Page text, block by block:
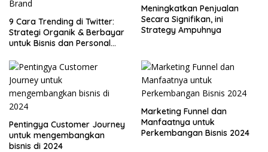
9 Cara Trending di Twitter:
Strategi Organik & Berbayar
untuk Bisnis dan Personal
Meningkatkan Penjualan
Secara Signifikan, ini
Strategy Ampuhnya
Pentingya Customer Journey
untuk mengembangkan
bisnis di 2024
Marketing Funnel dan
Manfaatnya untuk
Perkembangan Bisnis 2024